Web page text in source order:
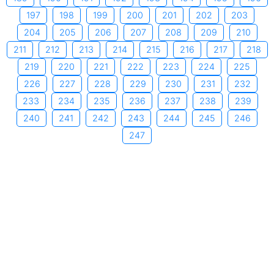
197
198 199 200 201 202
203
204
205 206 207 208 209
210
211
212 213 214 215 216 217
218
219
220 221 222 223 224
225
226
227 228 229 230 231
232
233
234 235 236 237 238
239
240
241 242 243 244 245
246
247